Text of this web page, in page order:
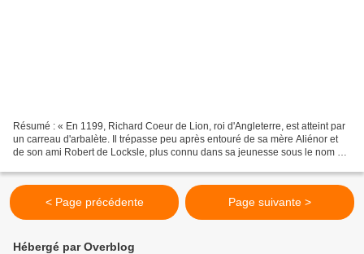
Résumé : « En 1199, Richard Coeur de Lion, roi d'Angleterre, est atteint par
un carreau d'arbalète. Il trépasse peu après entouré de sa mère Aliénor et
de son ami Robert de Locksle, plus connu dans sa jeunesse sous le nom de
< Page précédente Page suivante >
Hébergé par Overblog